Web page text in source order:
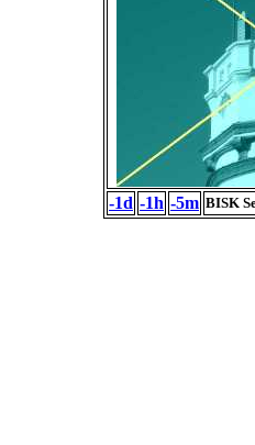
-1d -1h -5m BISK